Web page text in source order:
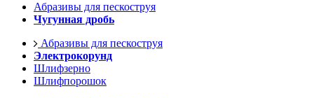
Абразивы для пескоструя
Чугунная дробь
Абразивы для пескоструя
Электрокорунд
Шлифзерно
Шлифпорошок